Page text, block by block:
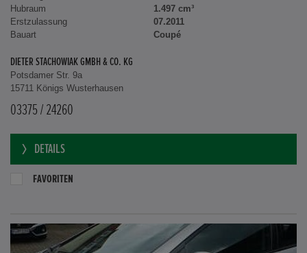
Hubraum
1.497 cm³
Erstzulassung
07.2011
Bauart
Coupé
DIETER STACHOWIAK GMBH & CO. KG
Potsdamer Str. 9a
15711 Königs Wusterhausen
03375 / 24260
DETAILS
FAVORITEN